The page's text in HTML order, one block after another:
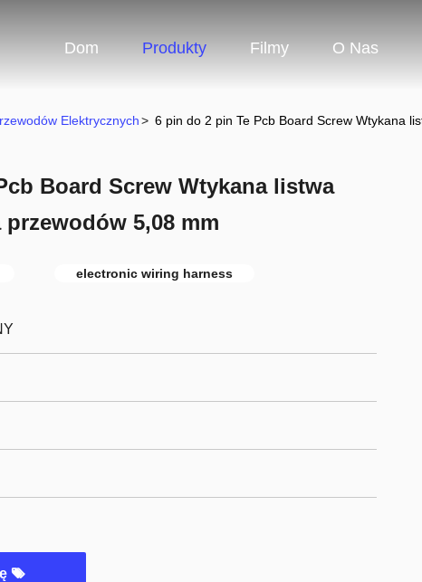
Dom Produkty Filmy O Nas
Elektrycznych> 6 pin do 2 pin Te Pcb Board Screw Wtykana
Board Screw Wtykana listwa
5,08 mm
electronic wiring harness